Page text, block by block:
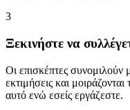
3
Ξεκινήστε να
Οι επισκέπτες
εκτιμήσεις και
αυτό ενώ εσείς εργάζεστε.